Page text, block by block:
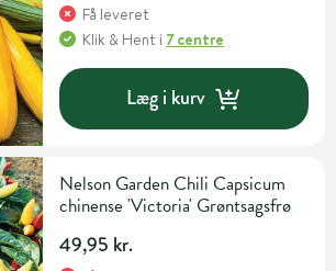
Få leveret
Klik & Hent i 7 centre
Læg i kurv
Nelson Garden Chili Capsicum
chinense 'Victoria' Grøntsagsfrø
49,95 kr.